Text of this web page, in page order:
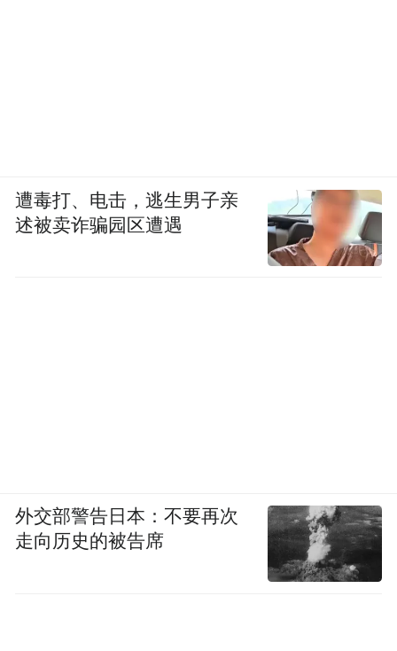
遭毒打、电击，逃生男子亲
述被卖诈骗园区遭遇
外交部警告日本：不要再次
走向历史的被告席